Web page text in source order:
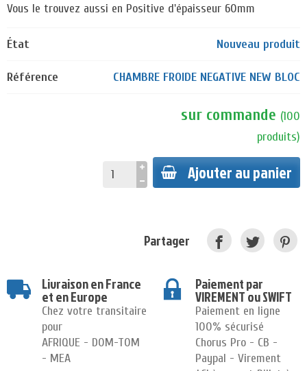
Vous le trouvez aussi en Positive d'épaisseur 60mm
État Nouveau produit
Référence CHAMBRE FROIDE NEGATIVE NEW BLOC
sur commande (100
produits)
Ajouter au panier
Partager
Livraison en France
et en Europe
Chez votre transitaire
pour
AFRIQUE - DOM-TOM
- MEA
Paiement par
VIREMENT ou SWIFT
Paiement en ligne
100% sécurisé
Chorus Pro - CB -
Paypal - Virement